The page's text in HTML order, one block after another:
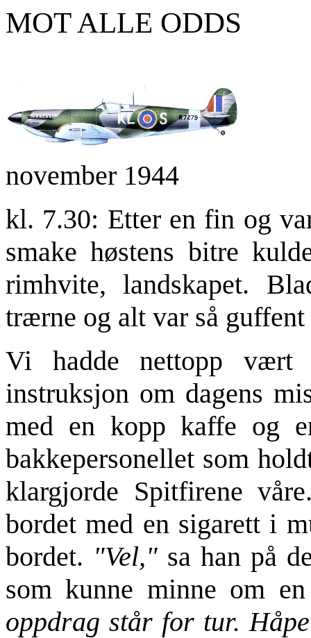
MOT ALLE
november 1944
kl. 7.30: Etter en fin og
smake høstens bitre
rimhvite, landskapet.
trærne og alt var så
Vi hadde nettopp
instruksjon om dagens
med en kopp kaffe og
bakkepersonellet som
klargjorde Spitfirene
bordet med en sigarett i
bordet. "Vel," sa han på
som kunne minne om
oppdrag står for tur.